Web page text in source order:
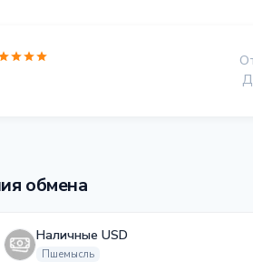
обмена
Наличные USD
Пшемысль